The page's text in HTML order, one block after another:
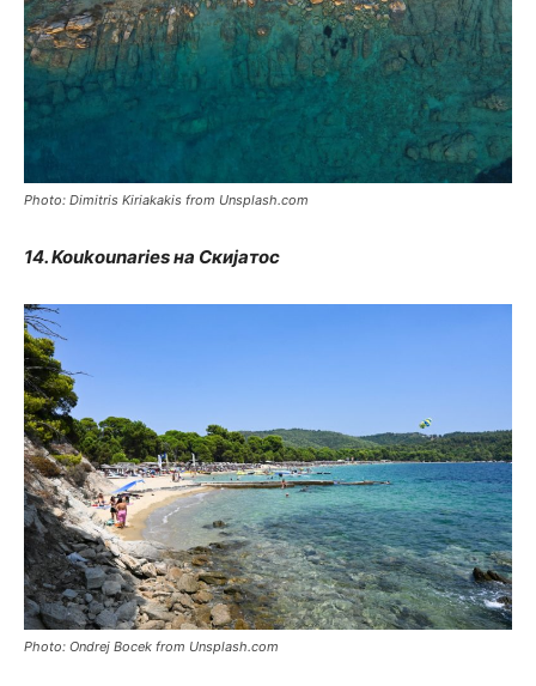
Photo: Dimitris Kiriakakis from Unsplash.com
14. Koukounaries на Скијатос
Photo: Ondrej Bocek from Unsplash.com